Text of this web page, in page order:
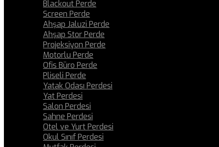
Blackout Perde
Screen Perde
Ahşap Jaluzi Perde
Ahşap Stor Perde
Projeksiyon Perde
Motorlu Perde
Ofis Büro Perde
Pliseli Perde
Yatak Odası Perdesi
Yat Perdesi
Salon Perdesi
Sahne Perdesi
Otel ve Yurt Perdesi
Okul Sınıf Perdesi